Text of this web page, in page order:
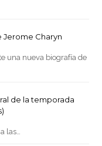
Jerome Charyn
una nueva biografía de
de la temporada
las…